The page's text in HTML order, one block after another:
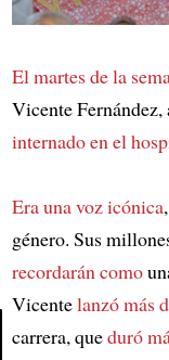
El martes de la
Vicente Fernández,
internado en el
Era una voz icónica
género. Sus
recordarán como
Vicentelanzó más
carrera, queduró